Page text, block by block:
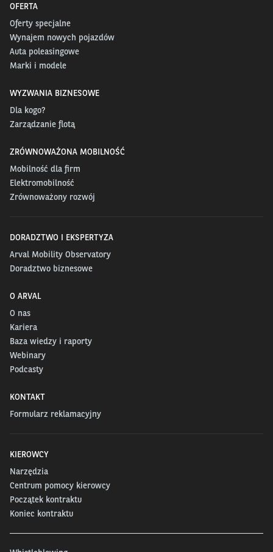
OFERTA
Oferty specjalne
Wynajem nowych pojazdów
Auta poleasingowe
Marki i modele
WYZWANIA BIZNESOWE
Dla kogo?
Zarządzanie flotą
ZRÓWNOWAŻONA MOBILNOŚĆ
Mobilność dla firm
Elektromobilność
Zrównoważony rozwój
DORADZTWO I EKSPERTYZA
Arval Mobility Observatory
Doradztwo biznesowe
O ARVAL
O nas
Kariera
Baza wiedzy i raporty
Webinary
Podcasty
KONTAKT
Formularz reklamacyjny
KIEROWCY
Narzędzia
Centrum pomocy kierowcy
Początek kontraktu
Koniec kontraktu